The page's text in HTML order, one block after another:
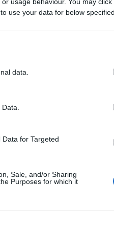
use your data for below
data.
for Targeted
Sale, and/or Sharing
Purposes for which it
kötik össze
és Franciaország
még több virág és
terén
új óvodája